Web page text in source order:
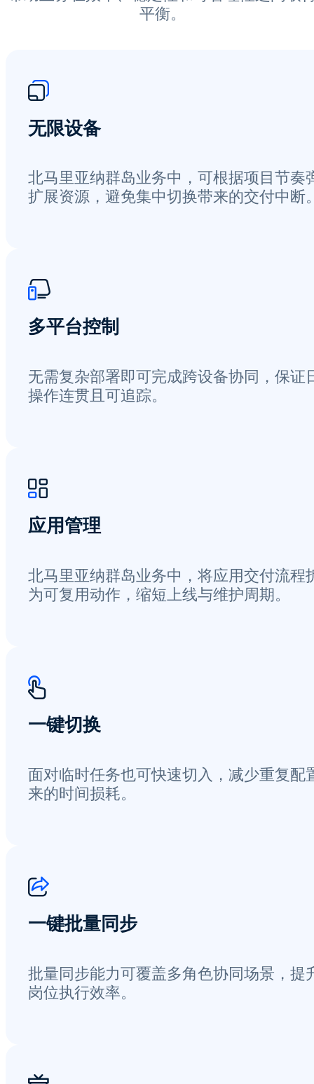
平衡。
无限设备
北马里亚纳群岛业务中，可根据项目节奏
扩展资源，避免集中切换带来的交付中断
多平台控制
无需复杂部署即可完成跨设备协同，保证
操作连贯且可追踪。
应用管理
北马里亚纳群岛业务中，将应用交付流程
为可复用动作，缩短上线与维护周期。
一键切换
面对临时任务也可快速切入，减少重复配
来的时间损耗。
一键批量同步
批量同步能力可覆盖多角色协同场景，提
岗位执行效率。